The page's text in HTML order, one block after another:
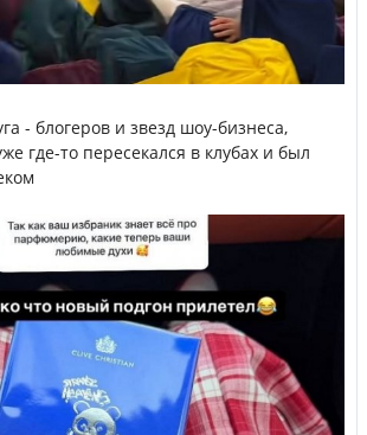
- блогеров и звезд шоу-бизнеса,
где-то пересекался в клубах и был